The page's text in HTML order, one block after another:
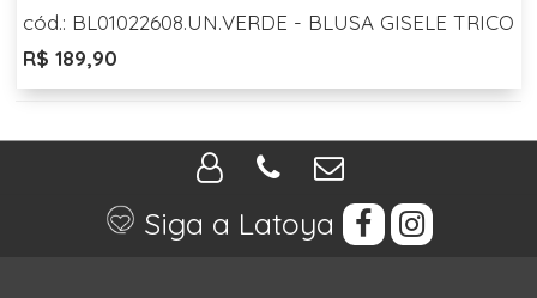
cód.: BL01022608.UN.VERDE - BLUSA GISELE TRICO
R$ 189,90
Siga a Latoya